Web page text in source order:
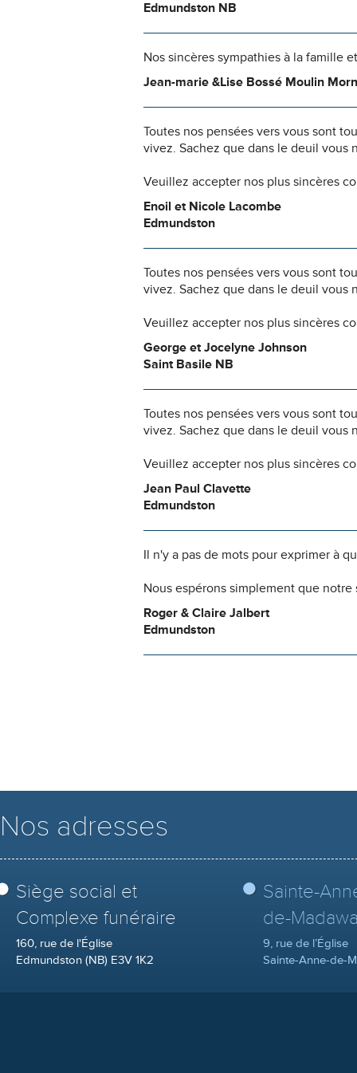
Edmundston NB
Nos sincères sympathies à la famille
Jean-marie &Lise Bossé Moulin
Toutes nos pensées vers vous sont
vivez. Sachez que dans le deuil vous
Veuillez accepter nos plus sincères
Enoil et Nicole Lacombe
Edmundston
Toutes nos pensées vers vous sont
vivez. Sachez que dans le deuil vous
Veuillez accepter nos plus sincères
George et Jocelyne Johnson
Saint Basile NB
Toutes nos pensées vers vous sont
vivez. Sachez que dans le deuil vous
Veuillez accepter nos plus sincères
Jean Paul Clavette
Edmundston
Il n'y a pas de mots pour exprimer à
Nous espérons simplement que
Roger & Claire Jalbert
Edmundston
Nos adresses
Siège social et
Complexe funéraire
160, rue de l'Église
Edmundston (NB) E3V 1K2
Sainte-
de-
9, rue de l’Église
Sainte-Anne-de-